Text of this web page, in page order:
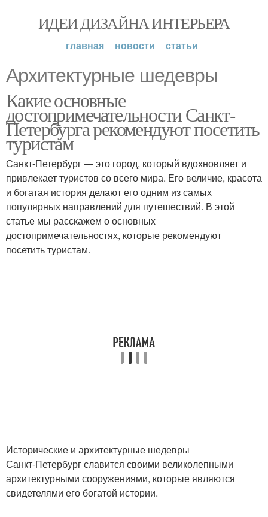
ИДЕИ ДИЗАЙНА ИНТЕРЬЕРА
главная новости статьи
Архитектурные шедевры
Какие основные
достопримечательности Санкт-
Петербурга рекомендуют посетить
туристам
Санкт-Петербург — это город, который вдохновляет и
привлекает туристов со всего мира. Его величие, красота
и богатая история делают его одним из самых
популярных направлений для путешествий. В этой
статье мы расскажем о основных
достопримечательностях, которые рекомендуют
посетить туристам.
Исторические и архитектурные шедевры
Санкт-Петербург славится своими великолепными
архитектурными сооружениями, которые являются
свидетелями его богатой истории.